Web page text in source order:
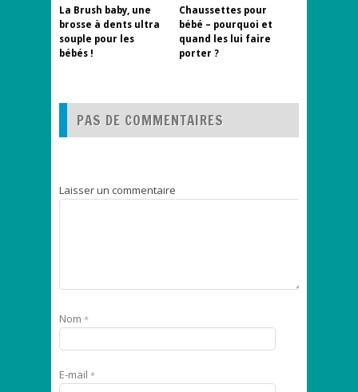
La Brush baby, une
brosse à dents ultra
souple pour les
bébés !
Chaussettes pour
bébé – pourquoi et
quand les lui faire
porter ?
PAS DE COMMENTAIRES
Laisser un commentaire
Nom *
E-mail *